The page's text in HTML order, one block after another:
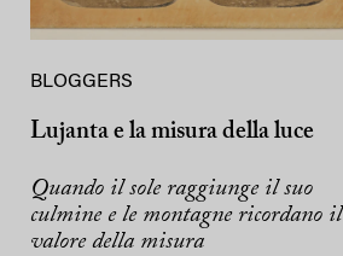
BLOGGERS
Lujanta e la misura della luce
Quando il sole raggiunge il suo
culmine e le montagne ricordano il
valore della misura